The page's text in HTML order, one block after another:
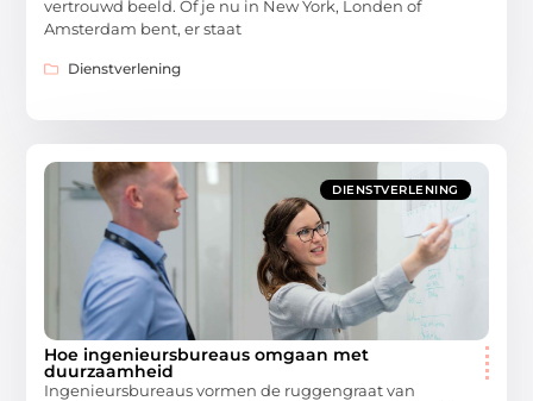
vertrouwd beeld. Of je nu in New York, Londen of
Amsterdam bent, er staat
Dienstverlening
DIENSTVERLENING
Hoe ingenieursbureaus omgaan met
duurzaamheid
Ingenieursbureaus vormen de ruggengraat van